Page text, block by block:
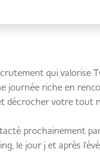
qui valorise
journée riche en
décrocher votre tout
prochainement
, le jour j et après